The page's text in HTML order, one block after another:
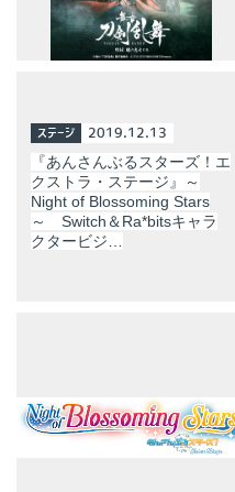
ステージ 2019.12.13
『あんさんぶるスターズ！エ
クストラ・ステージ』～
Night of Blossoming Stars
～ Switch＆Ra*bitsキャラ
クタービジ…